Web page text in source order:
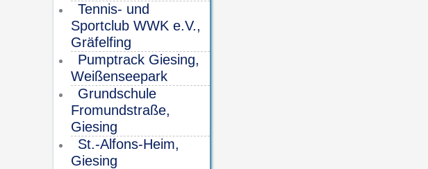
Tennis- und
Sportclub WWK e.V.,
Gräfelfing
Pumptrack Giesing,
Weißenseepark
Grundschule
Fromundstraße,
Giesing
St.-Alfons-Heim,
Giesing